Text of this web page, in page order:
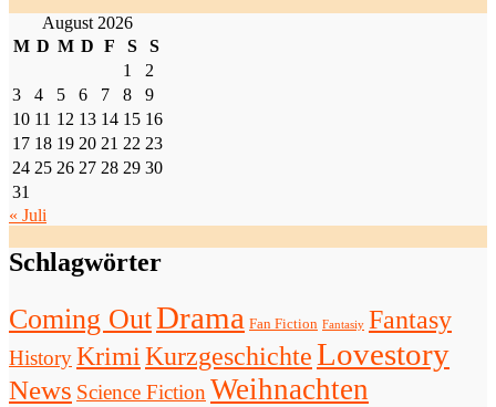
August 2026
M D M D F S
S
1
2
3
4 5 6 7 8
9
10 11 12 13 14 15 16
17 18 19 20 21 22 23
24 25 26 27 28 29 30
31
« Juli
Schlagwörter
Coming OutDrama Fan Fiction Fantasiy Fantasy
HistoryKrimi KurzgeschichteLovestory
News Science Fiction Weihnachten